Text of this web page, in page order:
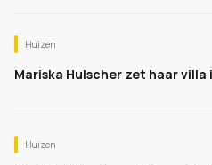
Huizen
Mariska Hulscher zet haar
Huizen